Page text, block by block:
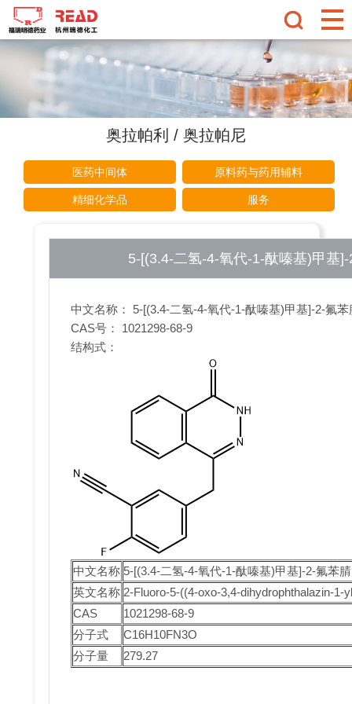
奥拉帕利 / 奥拉帕尼
医药中间体 原料药与药用辅料
精细化学品 服务
5-[(3.4-二氢-4-氧代-1-酞嗪基)甲基
中文名称： 5-[(3.4-二氢-4-氧代-1-酞嗪基)甲基]-2-氟苯
CAS号： 1021298-68-9
结构式：
中文名称 5-[(3.4-二氢-4-氧代-1-酞嗪基)甲基]-2-氟苯腈
英文名称 2-Fluoro-5-((4-oxo-3,4-dihydrophthalazin-1-
CAS
1021298-68-9
分子式
C16H10FN3O
分子量
279.27